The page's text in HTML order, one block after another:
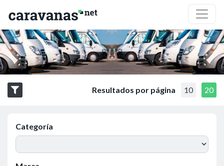
Resultados por página 10 20
Categoría